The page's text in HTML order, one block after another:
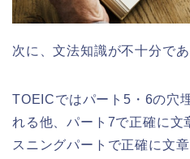
次に、文法知識が不十分で
TOEICではパート5・6の穴
れる他、パート7で正確に文
スニングパートで正確に文